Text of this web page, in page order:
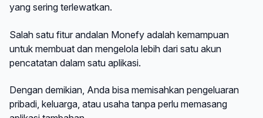
yang sering terlewatkan.
Salah satu fitur andalan Monefy adalah kemampuan
untuk membuat dan mengelola lebih dari satu akun
pencatatan dalam satu aplikasi.
Dengan demikian, Anda bisa memisahkan pengeluaran
pribadi, keluarga, atau usaha tanpa perlu memasang